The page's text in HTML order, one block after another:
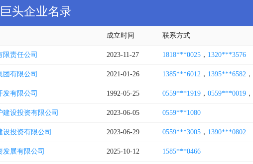
头企业名录
成立时间 联系方式
责任公司 2023-11-27 1818***0025 ， 1320***3576
有限公司 2021-01-26 1385***6012 ， 1395***6582 ，
有限公司 1992-05-25 0559***1919 ， 0559***0019 ，
设投资有限公司 2023-06-05 0559***1080
投资有限公司 2023-06-29 0559***3005 ， 1390***0802
展有限公司 2025-10-12 1585***0466